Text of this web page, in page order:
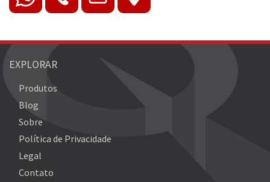
EXPLORAR
Produtos
Blog
Sobre
Política de Privacidade
Legal
Contato